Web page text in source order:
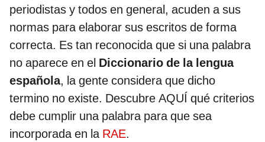
periodistas y todos en general, acuden a sus
normas para elaborar sus escritos de forma
correcta. Es tan reconocida que si una palabra
no aparece en el Diccionario de la lengua
española, la gente considera que dicho
termino no existe. Descubre AQUÍ qué criterios
debe cumplir una palabra para que sea
incorporada en la RAE.